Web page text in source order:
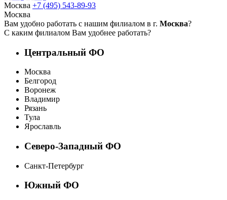
Москва +7 (495) 543-89-93
Москва
Вам удобно работать с нашим филиалом в г. Москва?
С каким филиалом Вам удобнее работать?
Центральный ФО
Москва
Белгород
Воронеж
Владимир
Рязань
Тула
Ярославль
Северо-Западный ФО
Санкт-Петербург
Южный ФО